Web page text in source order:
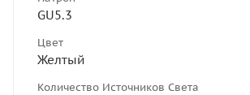
GU5.3
Цвет
Желтый
Количество Источников Света